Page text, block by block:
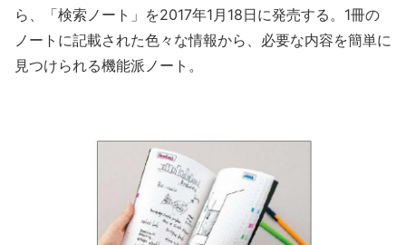
ら、「検索ノート」を2017年1月18日に発売する。1冊の
ノートに記載された色々な情報から、必要な内容を簡単に
見つけられる機能派ノート。